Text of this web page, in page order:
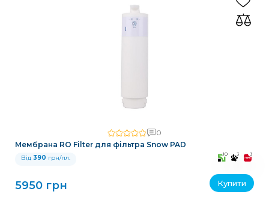
0
Мембрана RO Filter для фільтра Snow PAD
Від 390 грн/пл. 10 3 3
5950 грн Купити